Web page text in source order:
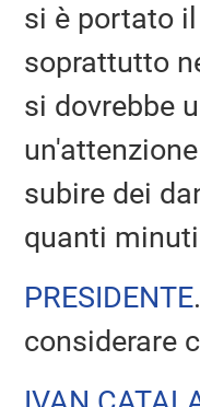
si è portato
soprattutto
si dovrebbe
subire dei
quanti
PRESIDENTE
considerare